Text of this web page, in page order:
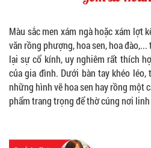
Màu sắc men xám ngà hoặc xám lợt
văn rồng phượng, hoa sen, hoa
lại sự cổ kính, uy nghiêm rất thích
của gia đình. Dưới bàn tay khéo
những hình vẽ hoa sen hay rồng một
phẩm trang trọng để thờ cúng nơi